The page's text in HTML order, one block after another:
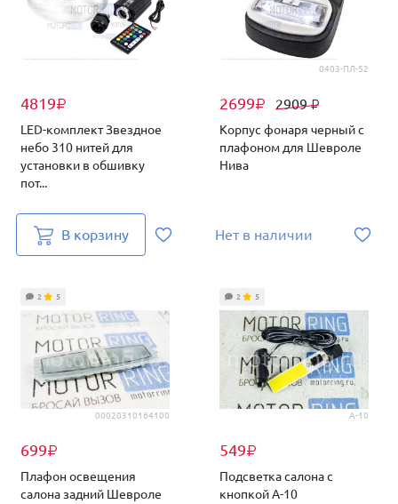
4819₽
LED-комплект Звездное
небо 310 нитей для
установки в обшивку
пот...
В корзину
0403-ПЛ-52
2699₽ 2909₽
Корпус фонаря черный с
плафоном для Шевроле
Нива
Нет в наличии
00020310164100
699₽
2 5
Плафон освещения
салона задний Шевроле
A-10
549₽
2 5
Подсветка салона с
кнопкой A-10